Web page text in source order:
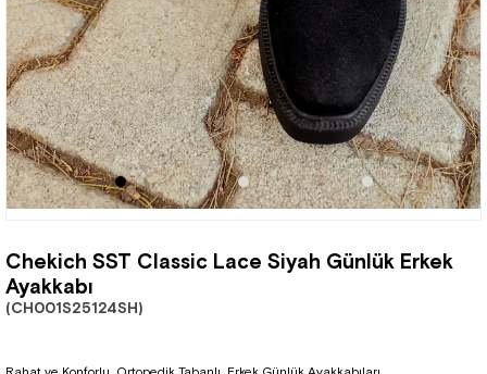
Chekich SST Classic Lace Siyah Günlük Erkek
Ayakkabı
(CH001S25124SH)